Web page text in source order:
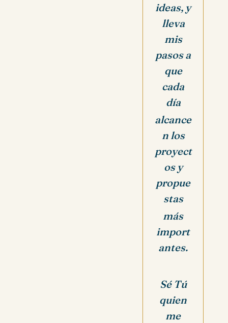
ideas, y
lleva
mis
pasos a
que
cada
día
alcance
n los
proyect
os y
propue
stas
más
import
antes.
Sé Tú
quien
me